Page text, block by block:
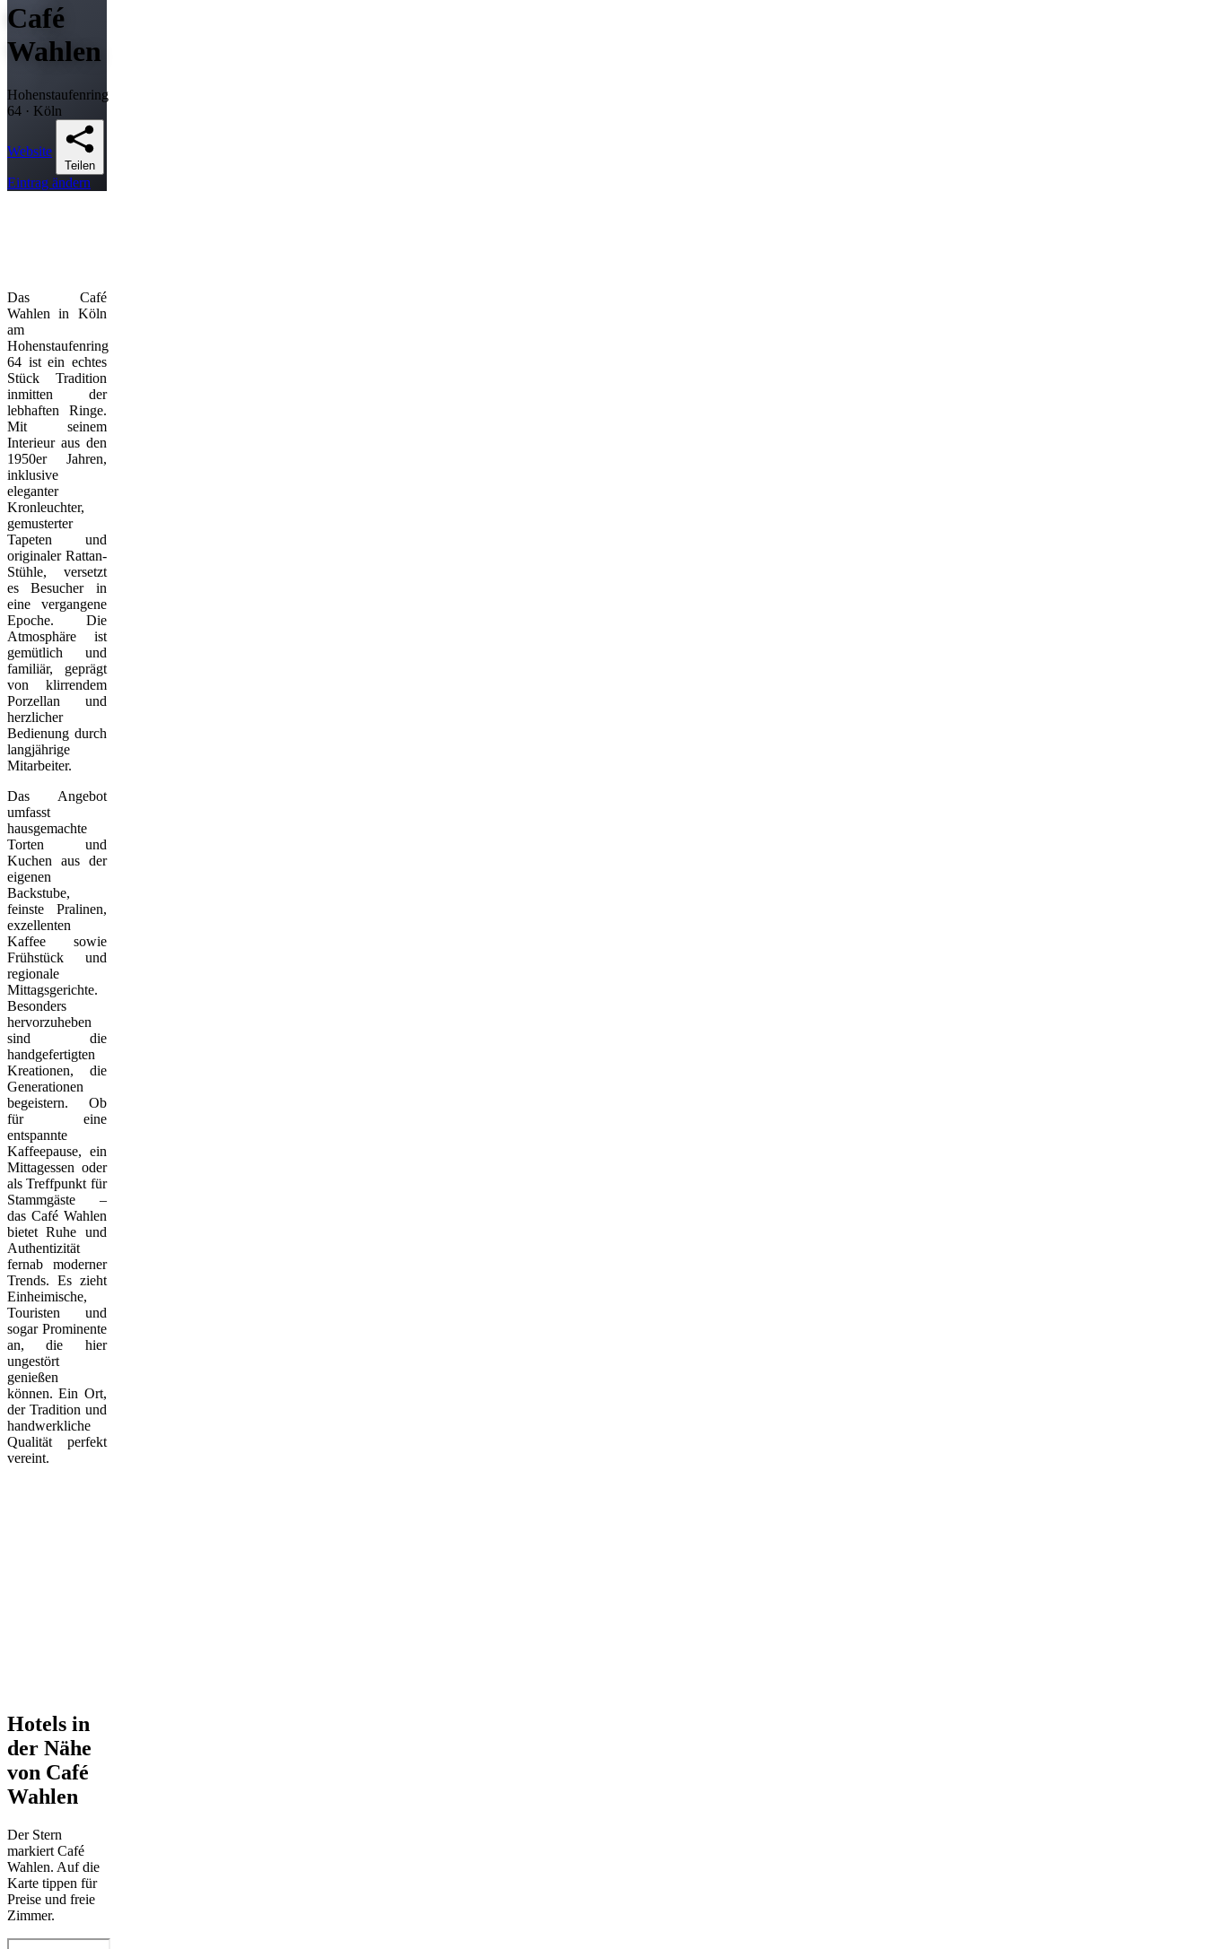
Café
Wahlen
Hohenstaufenring
64 · Köln
Website
Teilen
Eintrag ändern
Das Café
Wahlen in Köln
am
Hohenstaufenring
64 ist ein echtes
Stück Tradition
inmitten der
lebhaften Ringe.
Mit seinem
Interieur aus den
1950er Jahren,
inklusive
eleganter
Kronleuchter,
gemusterter
Tapeten und
originaler Rattan-
Stühle, versetzt
es Besucher in
eine vergangene
Epoche. Die
Atmosphäre ist
gemütlich und
familiär, geprägt
von klirrendem
Porzellan und
herzlicher
Bedienung durch
langjährige
Mitarbeiter.
Das Angebot
umfasst
hausgemachte
Torten und
Kuchen aus der
eigenen
Backstube,
feinste Pralinen,
exzellenten
Kaffee sowie
Frühstück und
regionale
Mittagsgerichte.
Besonders
hervorzuheben
sind die
handgefertigten
Kreationen, die
Generationen
begeistern. Ob
für eine
entspannte
Kaffeepause, ein
Mittagessen oder
als Treffpunkt für
Stammgäste –
das Café Wahlen
bietet Ruhe und
Authentizität
fernab moderner
Trends. Es zieht
Einheimische,
Touristen und
sogar Prominente
an, die hier
ungestört
genießen
können. Ein Ort,
der Tradition und
handwerkliche
Qualität perfekt
vereint.
Hotels in
der Nähe
von Café
Wahlen
Der Stern
markiert Café
Wahlen. Auf die
Karte tippen für
Preise und freie
Zimmer.